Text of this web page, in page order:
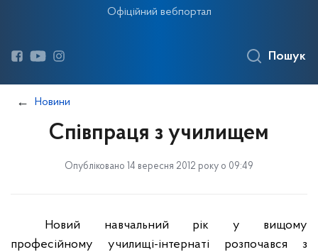
Офіційний вебпортал
Пошук
Новини
Співпраця з училищем
Опубліковано 14 вересня 2012 року о 09:49
Новий навчальний рік у вищому
професійному училищі-інтернаті розпочався з